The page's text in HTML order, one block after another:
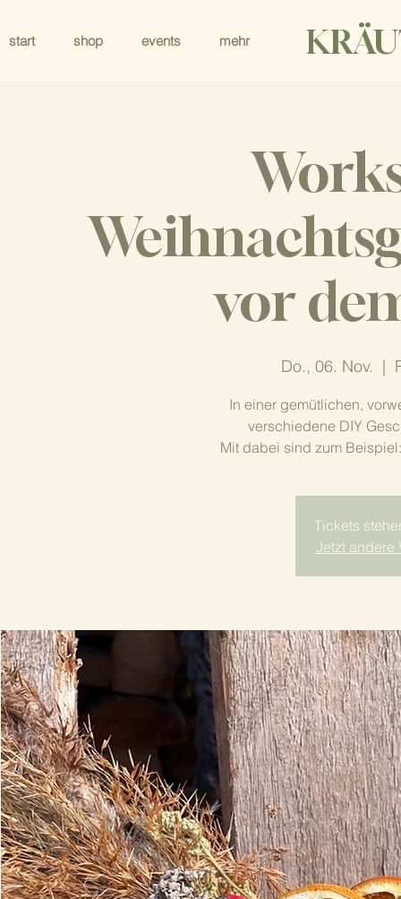
start shop events mehr
vor
Do., 06. Nov.
  |
In einer gemütlichen,
verschiedene DIY
Mit dabei sind zum
Tickets
Jetzt andere